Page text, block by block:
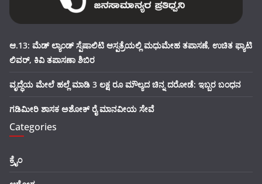
ಆ.13: ಮೆಡ್ ಲ್ಯಾಂಡ್ ಸ್ಪೆಷಾಲಿಟಿ ಆಸ್ಪತ್ರೆಯಲ್ಲಿ ಮಧುಮೇಹ ತಪಾಸಣೆ, ಉಚಿತ ಫ್ಯಾಟಿ
ಲಿವರ್, ಕಿವಿ ತಪಾಸಣಾ ಶಿಬಿರ
ವೃದ್ಧೆಯ ಮೇಲೆ ಹಲ್ಲೆ ಮಾಡಿ 3 ಲಕ್ಷ ರೂ ಮೌಲ್ಯದ ಚಿನ್ನ ದರೋಡೆ: ಇಬ್ಬರ ಬಂಧನ
ಗಡಿಮೀರಿ ಶಾಸಕ ಅಶೋಕ್ ರೈ ಮಾನವೀಯ ಸೇವೆ
Categories
ಕ್ರೈಂ